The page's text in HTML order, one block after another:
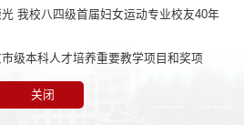
我校八四级首届妇女运动专业校友40年
级本科人才培养重要教学项目和奖项
关闭